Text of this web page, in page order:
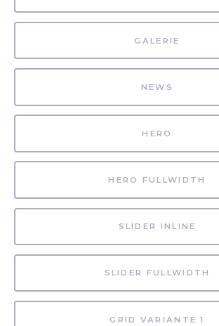
GALERIE
NEWS
HERO
HERO FULLWIDTH
SLIDER INLINE
SLIDER FULLWIDTH
GRID VARIANTE 1